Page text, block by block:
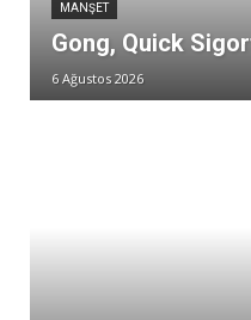
MANŞET
Gong, Quick
6 Ağustos 2026